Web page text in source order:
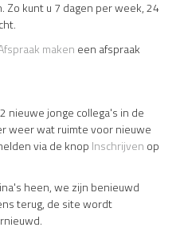
kunt u 7 dagen per week, 24
maken een afspraak
nieuwe jonge collega's in de
weer wat ruimte voor nieuwe
via de knop Inschrijven op
heen, we zijn benieuwd
terug, de site wordt